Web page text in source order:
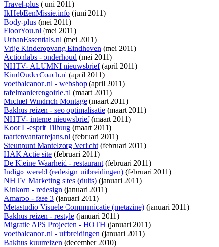
Travel-plus (juni 2011)
IkHebEenMissie.info (juni 2011)
Body-plus (mei 2011)
FloorYou.nl (mei 2011)
UrbanEssentials.nl (mei 2011)
Vrije Kinderopvang Eindhoven (mei 2011)
Actionlabs - onderhoud (mei 2011)
NHTV- ALUMNI nieuwsbrief(april 2011)
KindOuderCoach.nl (april 2011)
voetbalcanon.nl - webshop (april 2011)
tafelmanierengoirle.nl (maart 2011)
Michiel Windrich Montage (maart 2011)
Bakhus reizen - seo optimalisatie (maart 2011)
NHTV- interne nieuwsbrief(maart 2011)
Koor L-esprit Tilburg (maart 2011)
taartenvantantejans.nl (februari 2011)
Steunpunt Mantelzorg Verlicht(februari 2011)
HAK Actie site (februari 2011)
De Kleine Waarheid - restaurant(februari 2011)
Indigo-wereld (redesign-uitbreidingen) (februari 2011)
NHTV Marketing sites (duits) (januari 2011)
Kinkorn - redesign (januari 2011)
Amaroo - fase 3 (januari 2011)
Metastudio Visuele Communicatie (metazine) (januari 2011)
Bakhus reizen - restyle (januari 2011)
Migratie APS Projecten - HOTH (januari 2011)
voetbalcanon.nl - uitbreidingen (januari 2011)
Bakhus kuurreizen (december 2010)